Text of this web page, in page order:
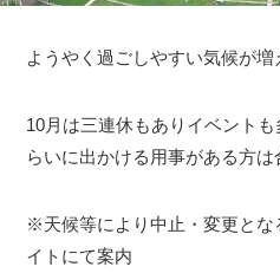
ようやく過ごしやすい気候が増
10月は三連休もありイベント
らいに出かける用事がある方は
※天候等により中止・変更とな
イトにて案内